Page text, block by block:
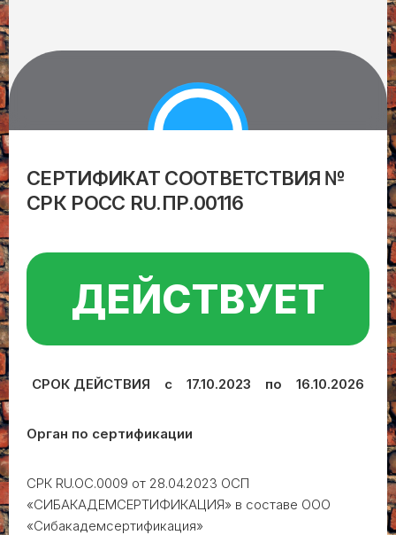
СЕРТИФИКАТ СООТВЕТСТВИЯ №
СРК РОСС RU.ПР.00116
ДЕЙСТВУЕТ
СРОК ДЕЙСТВИЯ с 17.10.2023 по 16.10.2026
Орган по сертификации
СРК RU.ОС.0009 от 28.04.2023 ОСП
«СИБАКАДЕМСЕРТИФИКАЦИЯ» в составе ООО
«Сибакадемсертификация»